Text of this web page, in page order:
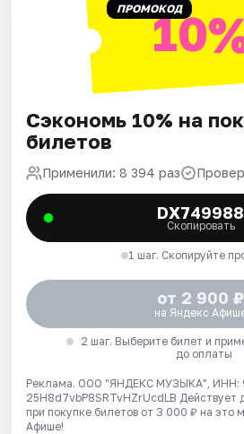
ПРОМОКОД
Сэкономь 10% на
билетов
Применили: 8 394 раз
DX749988
Скопировать
1 шаг. Скопируйте
от 2 900 ₽
на Яндекс
2 шаг. Выберите билет и
до оплаты
Реклама. ООО "ЯНДЕКС МУЗЫКА", ИНН:
25H8d7vbP8SRTvHZrUcdLB Действует
при покупке билетов от 3 000 ₽ на это
Афише!